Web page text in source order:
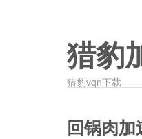
猎豹
猎豹vqn下载
回锅肉加